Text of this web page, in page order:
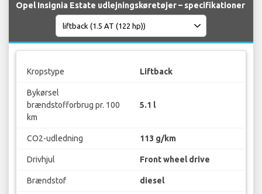
Opel Insignia Estate udlejningskøretøjer – specifikationer
Kropstype Liftback
Bykørsel
brændstofforbrug pr. 100
km
5.1 l
CO2-udledning 113 g/km
Drivhjul Front wheel drive
Brændstof diesel